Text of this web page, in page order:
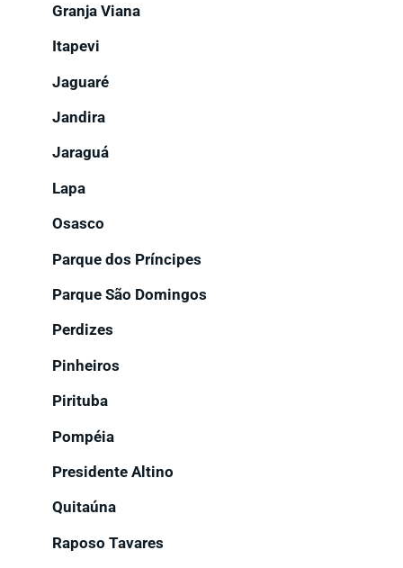
Granja Viana
Itapevi
Jaguaré
Jandira
Jaraguá
Lapa
Osasco
Parque dos Príncipes
Parque São Domingos
Perdizes
Pinheiros
Pirituba
Pompéia
Presidente Altino
Quitaúna
Raposo Tavares